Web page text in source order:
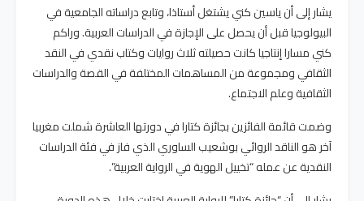
يشار إلى أن ياسين كني يشتغل أستاذا، وتابع دراساته الجامعية في
البيولوجيا قبل أن يحصل على الإجازة في الدراسات العربية. وراكم
كني مسارا إنتاجيا كانت حصيلته ثلاث روايات وكتاب نقدي في النقد
الثقافي ومجموعة من المساهمات المختلفة في القصة والدراسات
الثقافية وعلم الاجتماع.
وضمت قائمة الفائزين بجائزة كتارا في دورتها العاشرة شملت مغربيا
آخر هو الناقد الروائي بوشعيب الساوري الذي فاز في فئة الدراسات
النقدية عن عمله “تخييل الهوية في الرواية العربية”.